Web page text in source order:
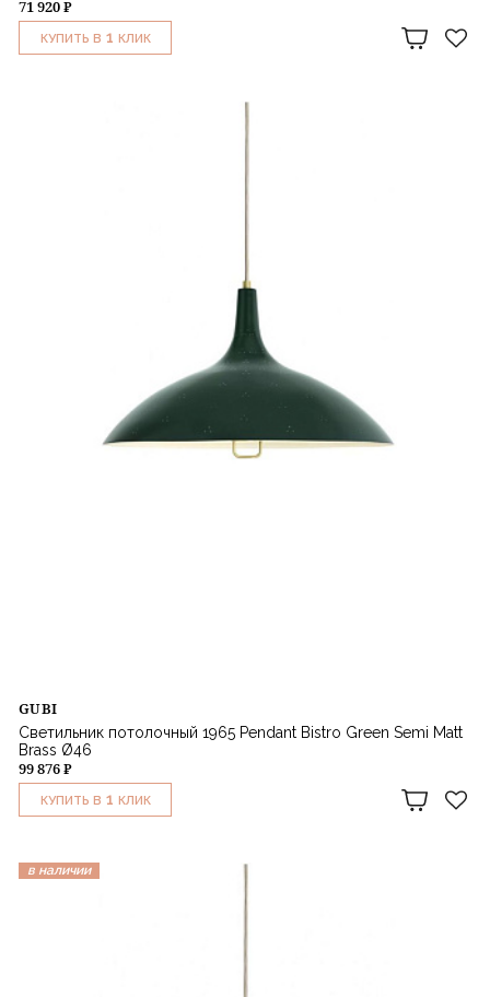
71 920 ₽
КУПИТЬ В 1 КЛИК
GUBI
Светильник потолочный 1965 Pendant Bistro Green Semi Matt
Brass Ø46
99 876 ₽
КУПИТЬ В 1 КЛИК
в наличии